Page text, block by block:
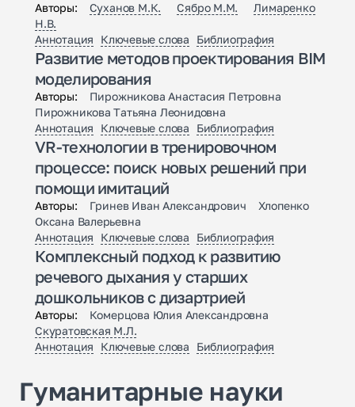
Авторы: Суханов М.К. Сябро М.М.
Лимаренко
Н.В.
Аннотация
Ключевые слова Библиография
Развитие методов проектирования BIM
моделирования
Авторы:
Пирожникова Анастасия Петровна
Пирожникова Татьяна Леонидовна
Аннотация
Ключевые слова Библиография
VR-технологии в тренировочном
процессе: поиск новых решений при
помощи имитаций
Авторы:
Гринев Иван Александрович Хлопенко
Оксана Валерьевна
Аннотация
Ключевые слова Библиография
Комплексный подход к развитию
речевого дыхания у старших
дошкольников с дизартрией
Авторы:
Комерцова Юлия Александровна
Скуратовская М.Л.
Аннотация
Ключевые слова Библиография
Гуманитарные науки